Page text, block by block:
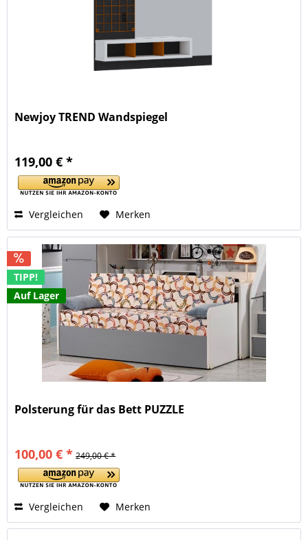
Newjoy TREND Wandspiegel
119,00 € *
Vergleichen Merken
TIPP!
Auf Lager
Polsterung für das Bett PUZZLE
100,00 € * 249,00 € *
Vergleichen Merken